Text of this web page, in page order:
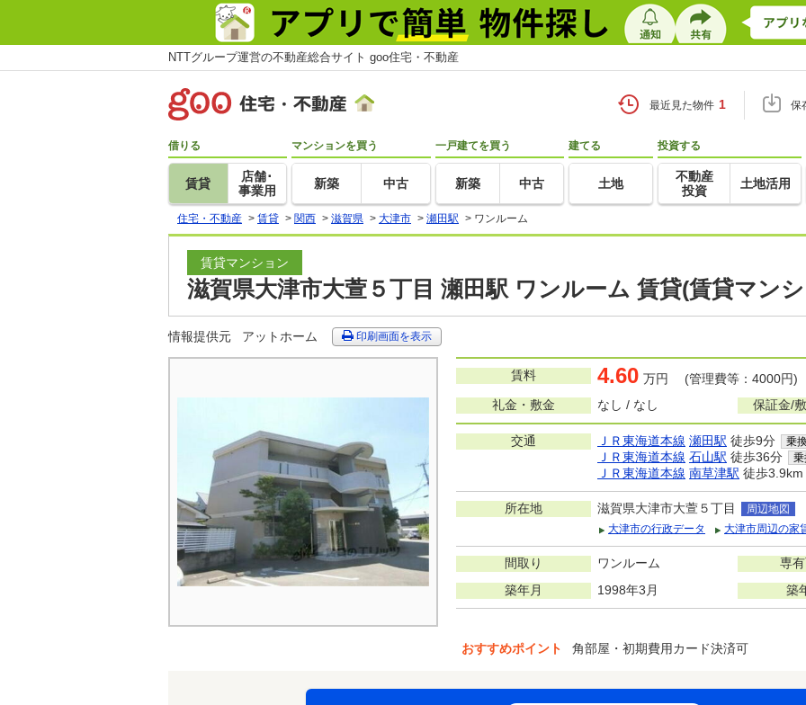
NTTグループ運営の不動産総合サイト goo住宅・不動産
最近見た物件 1 保
借りる
賃貸
店舗･
事業用
マンションを買う
新築 中古
一戸建てを買う
新築 中古
建てる
土地
投資する
不動産
投資
土地活用
住宅・不動産 > 賃貸 > 関西 > 滋賀県 > 大津市 > 瀬田駅 > ワンルーム
賃貸マンション
滋賀県大津市大萱５丁目 瀬田駅 ワンルーム 賃貸(賃貸マン
情報提供元 アットホーム 印刷画面を表示
賃料 4.60 万円 (管理費等：4000円)
礼金・敷金
なし / なし 保証金/
交通 ＪＲ東海道本線 瀬田駅 徒歩9分 乗
ＪＲ東海道本線 石山駅 徒歩36分 乗
ＪＲ東海道本線 南草津駅 徒歩3.9km
所在地 滋賀県大津市大萱５丁目
周辺地図
大津市の行政データ
大津市周辺の家
間取り ワンルーム 専
築年月 1998年3月 築
おすすめポイント 角部屋・初期費用カード決済可